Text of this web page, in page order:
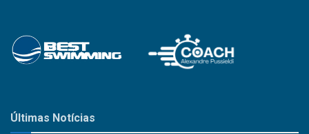
Últimas Notícias